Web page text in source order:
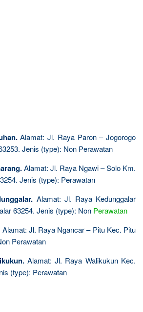
Alamat: Jl. Raya Paron – Jogorogo
Jenis (type): Non Perawatan
Alamat: Jl. Raya Ngawi – Solo Km.
Jenis (type): Perawatan
Alamat: Jl. Raya Kedunggalar
63254. Jenis (type): Non Perawatan
Alamat: Jl. Raya Ngancar – Pitu Kec. Pitu
Perawatan
Alamat: Jl. Raya Walikukun Kec.
(type): Perawatan